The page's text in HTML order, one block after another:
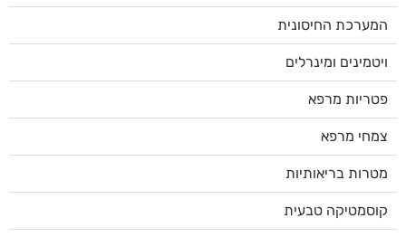
המערכת החיסונית
ויטמינים ומינרלים
פטריות מרפא
צמחי מרפא
מטרות בריאותיות
קוסמטיקה טבעית